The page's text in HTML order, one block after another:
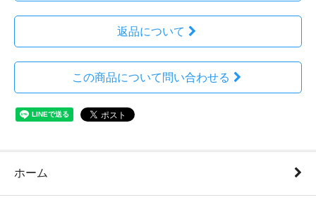
返品について
この商品について問い合わせる
ホーム